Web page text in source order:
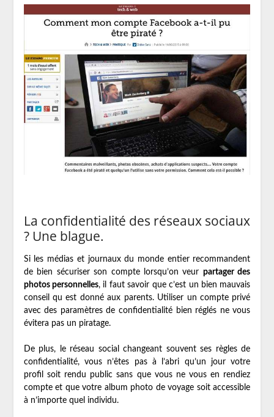
La confidentialité des réseaux sociaux
? Une blague.
Si les médias et journaux du monde entier recommandent
de bien sécuriser son compte lorsqu’on veur partager des
photos personnelles, il faut savoir que c’est un bien mauvais
conseil qu est donné aux parents. Utiliser un compte privé
avec des paramètres de confidentialité bien réglés ne vous
évitera pas un piratage.
De plus, le réseau social changeant souvent ses règles de
confidentialité, vous n’êtes pas à l’abri qu’un jour votre
profil soit rendu public sans que vous ne vous en rendiez
compte et que votre album photo de voyage soit accessible
à n’importe quel individu.